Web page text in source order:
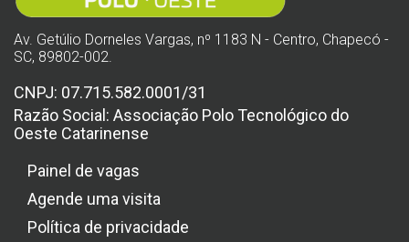
Av. Getúlio Dorneles Vargas, nº 1183 N - Centro, Chapecó -
SC, 89802-002.
CNPJ: 07.715.582.0001/31
Razão Social: Associação Polo Tecnológico do
Oeste Catarinense
Painel de vagas
Agende uma visita
Política de privacidade